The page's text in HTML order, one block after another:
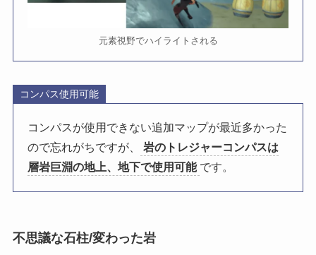
元素視野でハイライトされる
コンパス使用可能
コンパスが使用できない追加マップが最近多かった
ので忘れがちですが、
岩のトレジャーコンパスは
層岩巨淵の地上、地下で使用可能 です。
不思議な石柱/変わった岩